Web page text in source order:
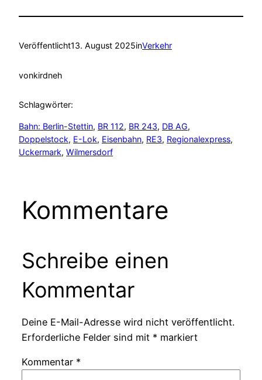
Veröffentlicht13. August 2025inVerkehr
vonkirdneh
Schlagwörter:
Bahn: Berlin-Stettin, BR 112, BR 243, DB AG
Doppelstock, E-Lok, Eisenbahn, RE3, Regionalexpress
Uckermark, Wilmersdorf
Kommentare
Schreibe einen
Kommentar
Deine E-Mail-Adresse wird nicht veröffentlicht.
Erforderliche Felder sind mit * markiert
Kommentar *